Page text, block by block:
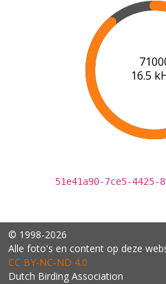
16.5
51e41a90-7ce5-4425-
© 1998-2026
Alle foto's en content op deze
CC BY‑NC‑ND 4.0
Dutch Birding Association